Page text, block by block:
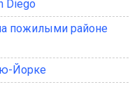
Diego
пожилыми районе
Йорке